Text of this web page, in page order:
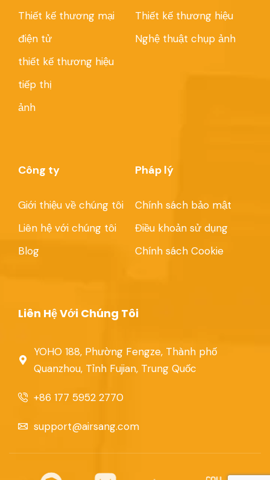
Thiết kế thương mại
điện tử
thiết kế thương hiệu
tiếp thị
ảnh
Thiết kế thương hiệu
Nghệ thuật chụp ảnh
Công ty
Giới thiệu về chúng tôi
Liên hệ với chúng tôi
Blog
Pháp lý
Chính sách bảo mật
Điều khoản sử dụng
Chính sách Cookie
Liên Hệ Với Chúng Tôi
YOHO 188, Phường Fengze, Thành phố
Quanzhou, Tỉnh Fujian, Trung Quốc
+86 177 5952 2770
support@airsang.com